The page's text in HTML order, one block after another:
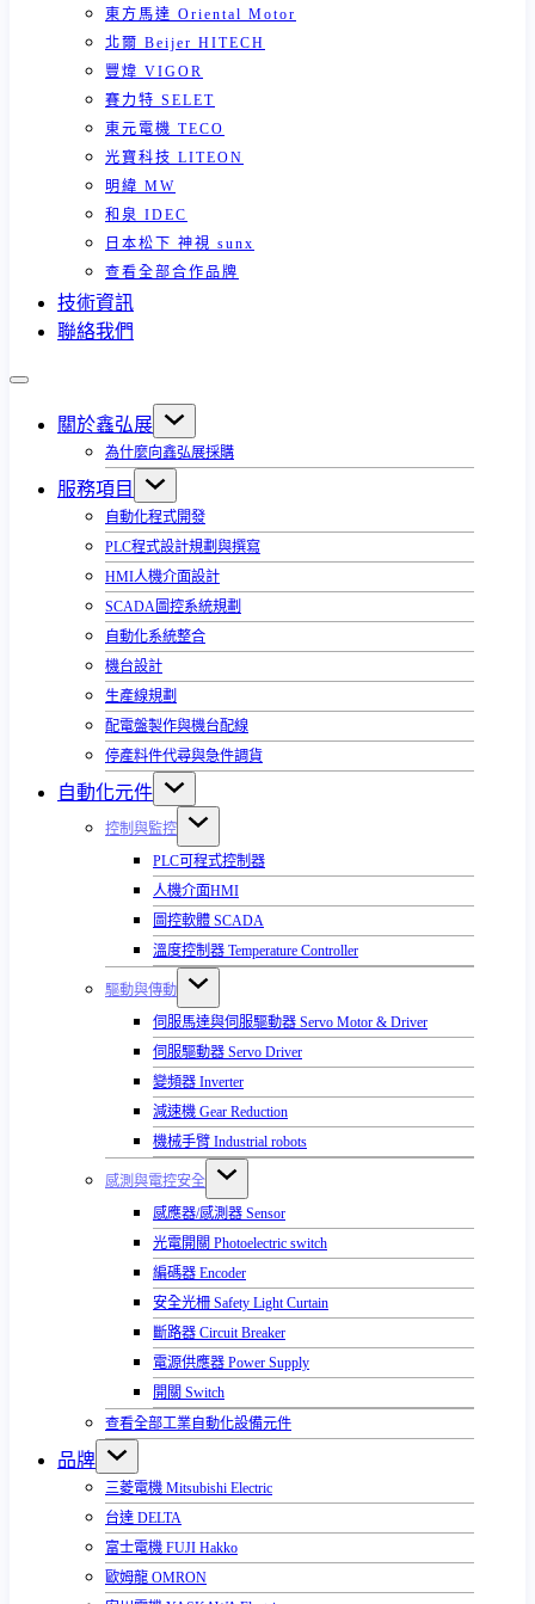
東方馬達 Oriental Motor
北爾 Beijer HITECH
豐煒 VIGOR
賽力特 SELET
東元電機 TECO
光寶科技 LITEON
明緯 MW
和泉 IDEC
日本松下 神視 sunx
查看全部合作品牌
技術資訊
聯絡我們
關於鑫弘展
為什麼向鑫弘展採購
服務項目
自動化程式開發
PLC程式設計規劃與撰寫
HMI人機介面設計
SCADA圖控系統規劃
自動化系統整合
機台設計
生產線規劃
配電盤製作與機台配線
停產料件代尋與急件調貨
自動化元件
控制與監控
PLC可程式控制器
人機介面HMI
圖控軟體 SCADA
溫度控制器 Temperature Controller
驅動與傳動
伺服馬達與伺服驅動器 Servo Motor & Driver
伺服驅動器 Servo Driver
變頻器 Inverter
減速機 Gear Reduction
機械手臂 Industrial robots
感測與電控安全
感應器/感測器 Sensor
光電開關 Photoelectric switch
編碼器 Encoder
安全光柵 Safety Light Curtain
斷路器 Circuit Breaker
電源供應器 Power Supply
開關 Switch
查看全部工業自動化設備元件
品牌
三菱電機 Mitsubishi Electric
台達 DELTA
富士電機 FUJI Hakko
歐姆龍 OMRON